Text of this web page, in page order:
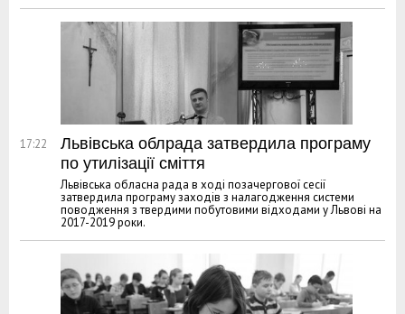
17:22
Львівська облрада затвердила програму
по утилізації сміття
Львівська обласна рада в ході позачергової сесії
затвердила програму заходів з налагодження системи
поводження з твердими побутовими відходами у Львові на
2017-2019 роки.